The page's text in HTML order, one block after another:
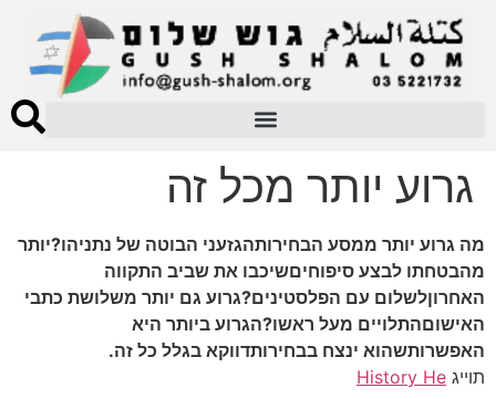
גרוע יותר מכל זה
מה גרוע יותר ממסע הבחירותהגזעני הבוטה של נתניהו?יותר
מהבטחתו לבצע סיפוחיםשיכבו את שביב התקווה
האחרוןלשלום עם הפלסטינים?גרוע גם יותר משלושת כתבי
האישוםהתלויים מעל ראשו?הגרוע ביותר היא
האפשרותשהוא ינצח בבחירותדווקא בגלל כל זה.
תוייג History He